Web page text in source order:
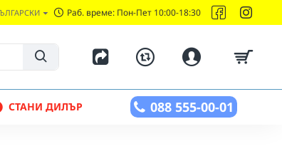
Раб. време: Пон-Пет 10:00-18:30
СТАНИ ДИЛЪР 088 555-00-01